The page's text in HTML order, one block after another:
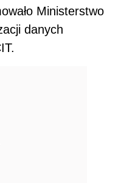
Ministerstwo
danych